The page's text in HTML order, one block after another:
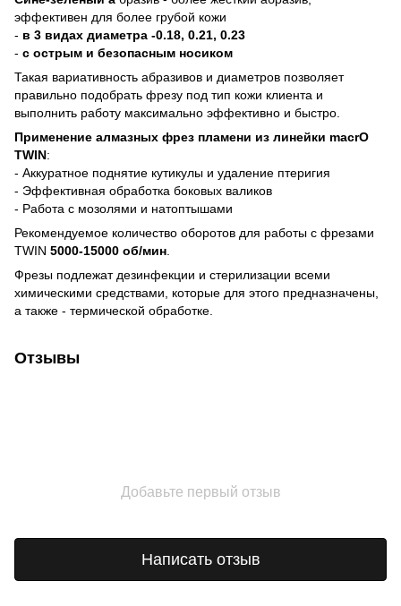
эффективен для более грубой кожи
- в 3 видах диаметра -0.18, 0.21, 0.23
- с острым и безопасным носиком
Такая вариативность абразивов и диаметров позволяет
правильно подобрать фрезу под тип кожи клиента и
выполнить работу максимально эффективно и быстро.
Применение алмазных фрез пламени из линейки macrO
TWIN:
- Аккуратное поднятие кутикулы и удаление птеригия
- Эффективная обработка боковых валиков
- Работа с мозолями и натоптышами
Рекомендуемое количество оборотов для работы с фрезами
TWIN 5000-15000 об/мин
Фрезы подлежат дезинфекции и стерилизации всеми
химическими средствами, которые для этого предназначены,
а также - термической обработке.
Отзывы
Добавьте первый отзыв
Написать отзыв